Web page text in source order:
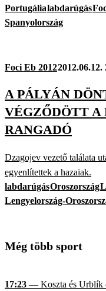
Portugálialabdarúgás
Spanyolország
Foci Eb 20122012.06.12.
A PÁLYÁN
VÉGZŐDÖTT A
RANGADÓ
Dzagojev vezető találata
egyenlítettek a hazaiak.
labdarúgásOroszország
Lengyelország-
Még több sport
17:23 — Koszta és Urblík